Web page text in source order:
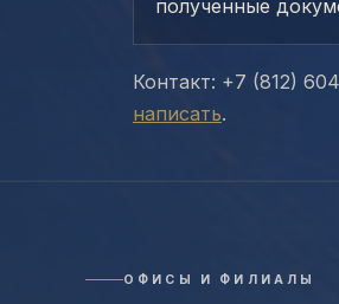
полученные
Контакт: +7 (812)
написать.
ОФИСЫ И ФИЛИАЛЫ